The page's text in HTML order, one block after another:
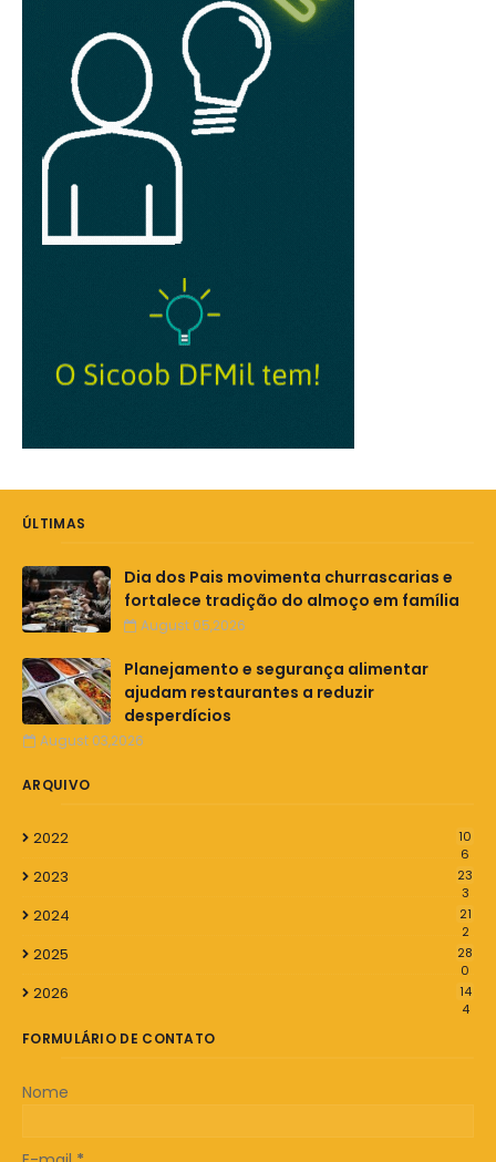
ÚLTIMAS
Dia dos Pais movimenta churrascarias e
fortalece tradição do almoço em família
August 05,2026
Planejamento e segurança alimentar
ajudam restaurantes a reduzir
desperdícios
August 03,2026
ARQUIVO
2022
10
6
2023
23
3
2024
21
2
2025
28
0
2026
14
4
FORMULÁRIO DE CONTATO
Nome